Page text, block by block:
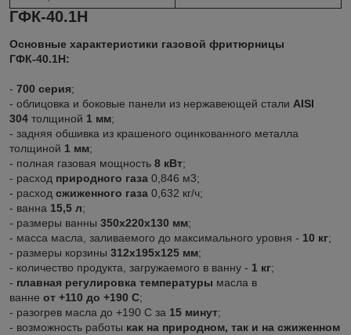
ГФК-40.1Н
Основные характеристики газовой фритюрницы
ГФК-40.1Н:
- 700 серия;
- облицовка и боковые панели из нержавеющей стали AISI
304 толщиной 1 мм;
- задняя обшивка из крашеного оцинкованного металла
толщиной 1 мм;
- полная газовая мощность 8 кВт;
- расход природного газа 0,846 м3;
- расход сжиженного газа 0,632 кг/ч;
- ванна 15,5 л;
- размеры ванны 350х220х130 мм;
- масса масла, заливаемого до максимального уровня - 10 кг;
- размеры корзины 312х195х125 мм;
- количество продукта, загружаемого в ванну - 1 кг;
- плавная регулировка температуры масла в
ванне от +110 до +190 С;
- разогрев масла до +190 С за 15 минут;
- возможность работы как на природном, так и на сжиженном